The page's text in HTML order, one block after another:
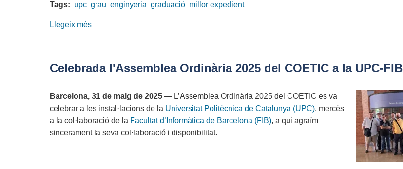
Tags: upc grau enginyeria graduació millor expedient
Llegeix més
talent:
COETIC,
a
l’acte
de
Celebrada l'Assemblea Ordinària 2025 del COETIC a la UPC-FIB
Barcelona, 31 de maig de 2025 — L’Assemblea Ordinària 2025 del COETIC es va
celebrar a les instal·lacions de la Universitat Politècnica de Catalunya (UPC), mercès
a la col·laboració de la Facultat d’Informàtica de Barcelona (FIB), a qui agraïm
sincerament la seva col·laboració i disponibilitat.